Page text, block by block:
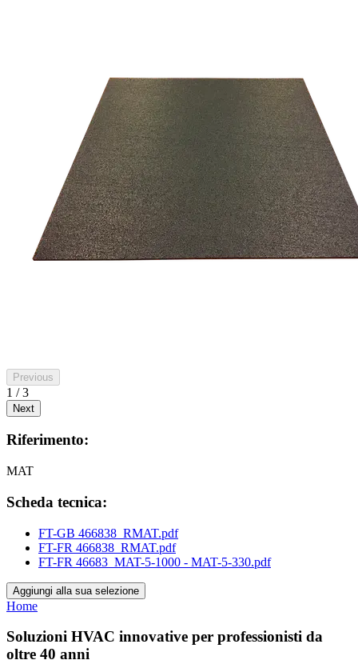
Previous
1 / 3
Next
Riferimento:
MAT
Scheda tecnica:
FT-GB 466838_RMAT.pdf
FT-FR 466838_RMAT.pdf
FT-FR 46683_MAT-5-1000 - MAT-5-330.pdf
Aggiungi alla sua selezione
Home
Soluzioni HVAC innovative per professionisti da
oltre 40 anni